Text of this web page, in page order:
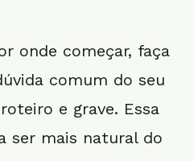
onde começar, faça
comum do seu
e grave. Essa
ser mais natural do